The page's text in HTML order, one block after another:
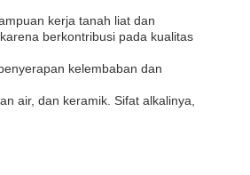
kerja tanah liat dan
berkontribusi pada kualitas
kelembaban dan
air, dan keramik. Sifat alkalinya,